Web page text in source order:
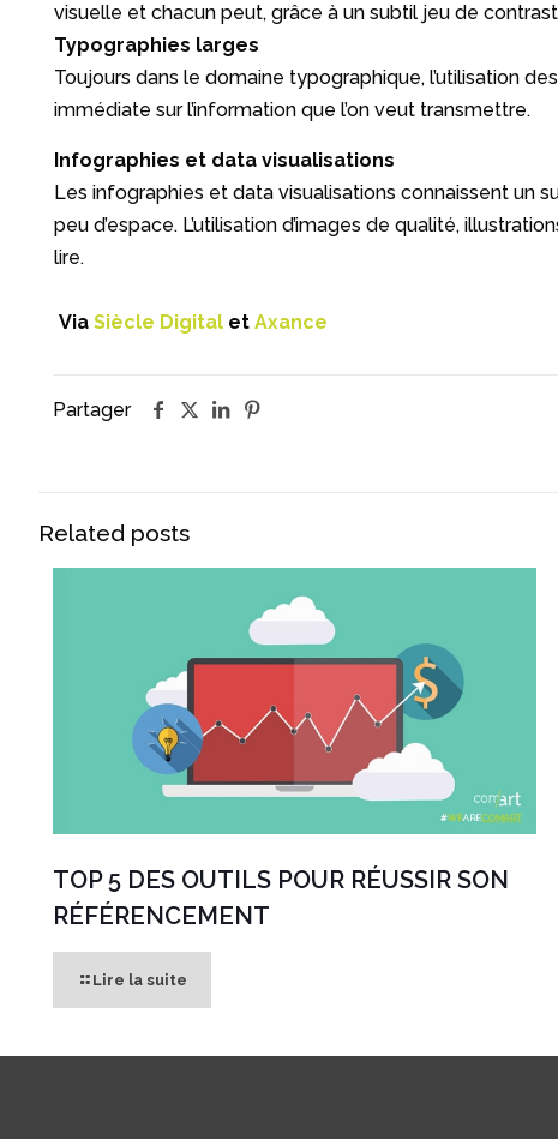
visuelle et chacun peut, grâce à un subtil jeu de
Typographies larges
Toujours dans le domaine typographique, l’utilisation
immédiate sur l’information que l’on veut transmettre.
Infographies et data visualisations
Les infographies et data visualisations connaissent un
peu d’espace. L’utilisation d’images de qualité,
lire.
Via Siècle Digitalet Axance
Partager
Related posts
TOP 5 DES OUTILS POUR RÉUSSIR SON
RÉFÉRENCEMENT
Lire la suite